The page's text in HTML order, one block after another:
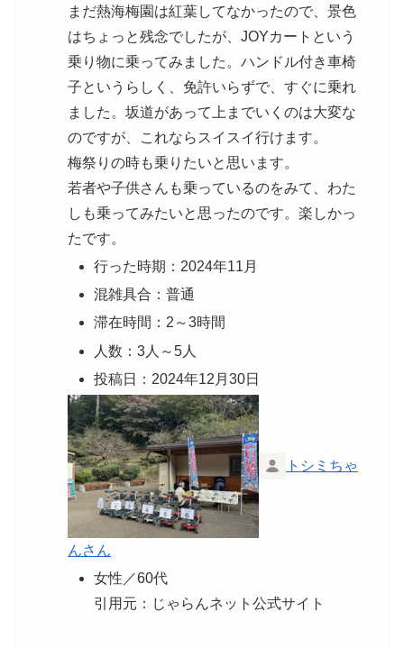
まだ熱海梅園は紅葉してなかったので、景色
はちょっと残念でしたが、JOYカートという
乗り物に乗ってみました。ハンドル付き車椅
子というらしく、免許いらずで、すぐに乗れ
ました。坂道があって上までいくのは大変な
のですが、これならスイスイ行けます。
梅祭りの時も乗りたいと思います。
若者や子供さんも乗っているのをみて、わた
しも乗ってみたいと思ったのです。楽しかっ
たです。
行った時期：2024年11月
混雑具合：普通
滞在時間：2～3時間
人数：3人～5人
投稿日：2024年12月30日
トシミちゃ
んさん
女性／60代
引用元：じゃらんネット公式サイト